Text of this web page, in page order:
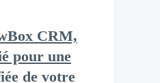
CRM,
pour une
de votre